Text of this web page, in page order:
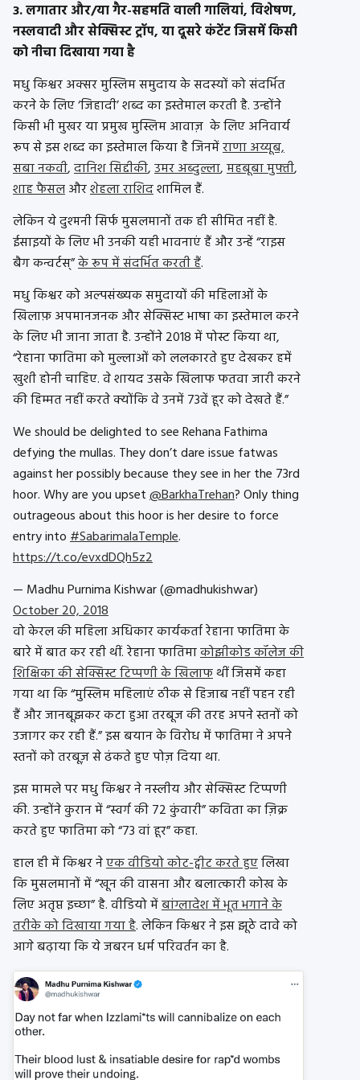
3.लगातार और/या गैर-सहमति वाली गालियां, विशेषण,
नस्लवादी और सेक्सिस्ट ट्रॉप, या दूसरे कंटेंट जिसमें किसी
को नीचा दिखाया गया है
मधु किश्वर अक्सर मुस्लिम समुदाय के सदस्यों को संदर्भित
करने के लिए ‘जिहादी’ शब्द का इस्तेमाल करती है. उन्होंने
किसी भी मुखर या प्रमुख मुस्लिम आवाज़ के लिए अनिवार्य
रूप से इस शब्द का इस्तेमाल किया है जिनमेंराणा अय्यूब,
सबा नकवी,दानिश सिद्दीकी,उमर अब्दुल्ला,महबूबा मुफ्ती,
शाह फैसलऔरशेहला राशिदशामिल हैं.
लेकिन ये दुश्मनी सिर्फ मुसलमानों तक ही सीमित नहीं है.
ईसाइयों के लिए भी उनकी यही भावनाएं हैं और उन्हें “राइस
बैग कन्वर्टस्”के रूप में संदर्भित करती हैं.
मधु किश्वर को अल्पसंख्यक समुदायों की महिलाओं के
खिलाफ़ अपमानजनक और सेक्सिस्ट भाषा का इस्तेमाल करने
के लिए भी जाना जाता है. उन्होंने 2018 में पोस्ट किया था,
“रेहाना फातिमा को मुल्लाओं को ललकारते हुए देखकर हमें
खुशी होनी चाहिए. वे शायद उसके खिलाफ फतवा जारी करने
की हिम्मत नहीं करते क्योंकि वे उनमें 73वें हूर को देखते हैं.”
We should be delighted to see Rehana Fathima
defying the mullas. They don’t dare issue fatwas
against her possibly because they see in her the 73rd
hoor. Why are you upset@BarkhaTrehan? Only thing
outrageous about this hoor is her desire to force
entry into#SabarimalaTemple.
https://t.co/evxdDQh5z2
— Madhu Purnima Kishwar (@madhukishwar)
October 20, 2018
वो केरल की महिला अधिकार कार्यकर्ता रेहाना फातिमा के
बारे में बात कर रही थीं. रेहाना फातिमाकोझीकोड कॉलेज की
शिक्षिका की सेक्सिस्ट टिप्पणी के खिलाफथीं जिसमें कहा
गया था कि “मुस्लिम महिलाएं ठीक से हिजाब नहीं पहन रही
हैं और जानबूझकर कटा हुआ तरबूज की तरह अपने स्तनों को
उजागर कर रही हैं.” इस बयान के विरोध में फातिमा ने अपने
स्तनों को तरबूज़ से ढंकते हुए पोज़ दिया था.
इस मामले पर मधु किश्वर ने नस्लीय और सेक्सिस्ट टिप्पणी
की. उन्होंने कुरान में “स्वर्ग की 72 कुंवारी” कविता का ज़िक्र
करते हुए फातिमा को “73 वां हूर” कहा.
हाल ही में किश्वर नेएक वीडियो कोट-ट्वीट करते हुएलिखा
कि मुसलमानों में “खून की वासना और बलात्कारी कोख के
लिए अतृप्त इच्छा” है. वीडियो मेंबांग्लादेश में भूत भगाने के
तरीके को दिखाया गया है. लेकिन किश्वर ने इस झूठे दावे को
आगे बढ़ाया कि ये जबरन धर्म परिवर्तन का है.